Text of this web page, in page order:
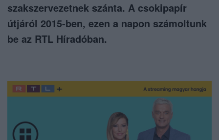
szakszervezetnek szánta. A csokipapír
útjáról 2015-ben, ezen a napon számoltunk
be az RTL Híradóban.